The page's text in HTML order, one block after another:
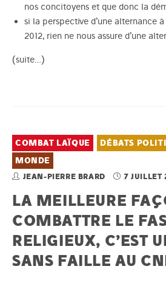
nos concitoyens et que donc la
si la perspective d’une alternance
2012, rien ne nous assure d’une
(suite…)
COMBAT LAÏQUE DÉBATS
MONDE
JEAN-PIERRE BRARD 7 JUILLET
LA MEILLEURE
COMBATTRE LE
RELIGIEUX, C’EST
SANS FAILLE AU